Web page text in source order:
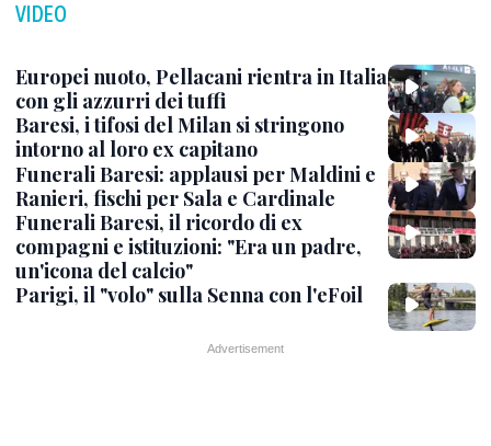
VIDEO
Europei nuoto, Pellacani rientra in Italia
con gli azzurri dei tuffi
Baresi, i tifosi del Milan si stringono
intorno al loro ex capitano
Funerali Baresi: applausi per Maldini e
Ranieri, fischi per Sala e Cardinale
Funerali Baresi, il ricordo di ex
compagni e istituzioni: "Era un padre,
un'icona del calcio"
Parigi, il "volo" sulla Senna con l'eFoil